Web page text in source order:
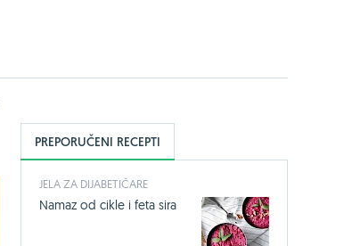
PREPORUČENI RECEPTI
JELA ZA DIJABETIČARE
Namaz od cikle i feta sira